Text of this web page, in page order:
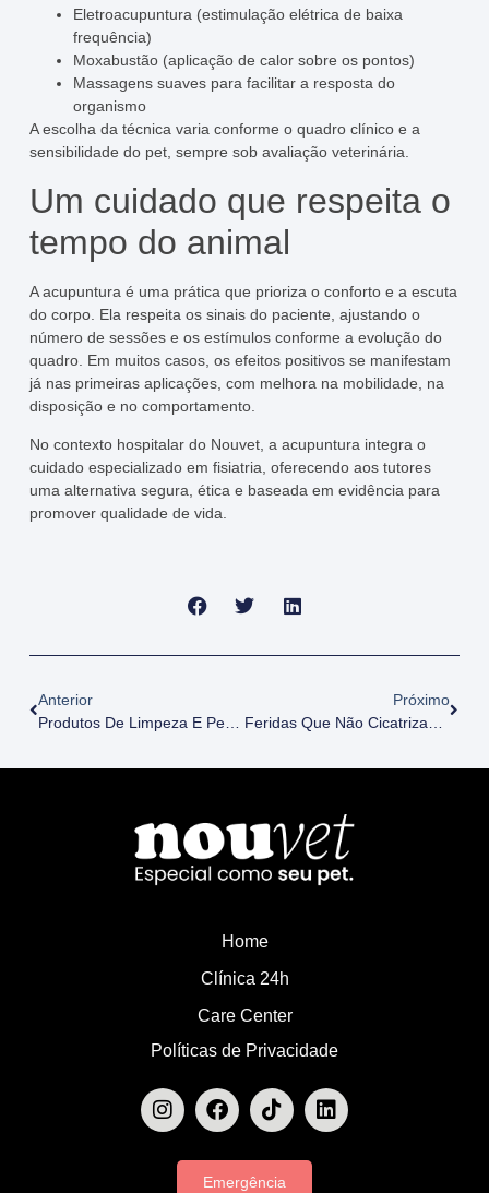
Eletroacupuntura (estimulação elétrica de baixa
frequência)
Moxabustão (aplicação de calor sobre os pontos)
Massagens suaves para facilitar a resposta do
organismo
A escolha da técnica varia conforme o quadro clínico e a
sensibilidade do pet, sempre sob avaliação veterinária.
Um cuidado que respeita o
tempo do animal
A acupuntura é uma prática que prioriza o conforto e a escuta
do corpo. Ela respeita os sinais do paciente, ajustando o
número de sessões e os estímulos conforme a evolução do
quadro. Em muitos casos, os efeitos positivos se manifestam
já nas primeiras aplicações, com melhora na mobilidade, na
disposição e no comportamento.
No contexto hospitalar do Nouvet, a acupuntura integra o
cuidado especializado em fisiatria, oferecendo aos tutores
uma alternativa segura, ética e baseada em evidência para
promover qualidade de vida.
Anterior
Produtos De Limpeza E Pets: Como Manter Seu Amigo Seguro Em Casa
Próximo
Home
Clínica 24h
Care Center
Políticas de Privacidade
Emergência